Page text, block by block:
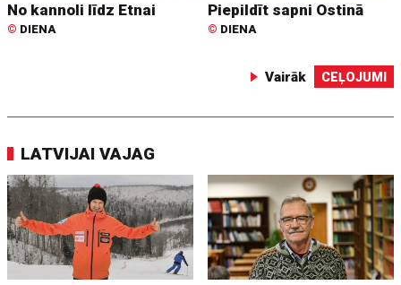
No kannoli līdz Etnai
© DIENA
Piepildīt sapni Ostinā
© DIENA
Vairāk CEĻOJUMI
LATVIJAI VAJAG